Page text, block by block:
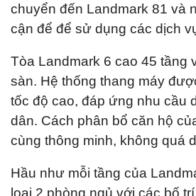
chuyển đến Landmark 81 và
cận để để sử dụng các dịch
Tòa Landmark 6 cao 45 tầng
sàn. Hệ thống thang máy
tốc độ cao, đáp ứng nhu cầu
dân. Cách phân bổ căn hộ
cùng thông minh, không quá
Hầu như mỗi tầng của
loại 2 phòng ngủ với các bố